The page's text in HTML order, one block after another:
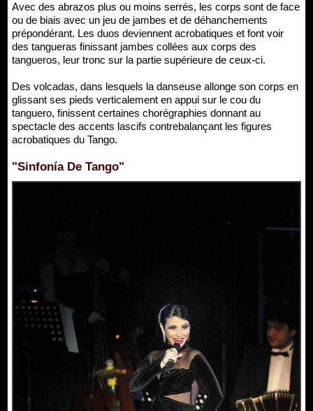
Avec des abrazos plus ou moins serrés, les corps sont de face
ou de biais avec un jeu de jambes et de déhanchements
prépondérant. Les duos deviennent acrobatiques et font voir
des tangueras finissant jambes collées aux corps des
tangueros, leur tronc sur la partie supérieure de ceux-ci.
Des volcadas, dans lesquels la danseuse allonge son corps en
glissant ses pieds verticalement en appui sur le cou du
tanguero, finissent certaines chorégraphies donnant au
spectacle des accents lascifs contrebalançant les figures
acrobatiques du Tango.
"Sinfonía De Tango"